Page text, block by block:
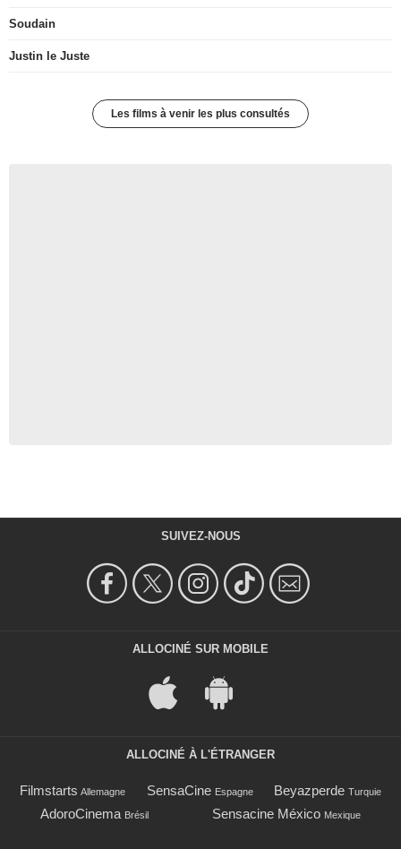
Soudain
Justin le Juste
Les films à venir les plus consultés
SUIVEZ-NOUS
ALLOCINÉ SUR MOBILE
ALLOCINÉ À L'ÉTRANGER
Filmstarts Allemagne SensaCine Espagne Beyazperde Turquie
AdoroCinema Brésil Sensacine México Mexique